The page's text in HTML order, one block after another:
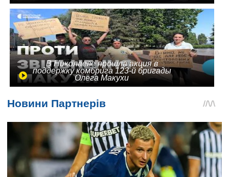
В Николаеве прошла акция в
поддержку комбрига 123-й бригады
Олега Макухи